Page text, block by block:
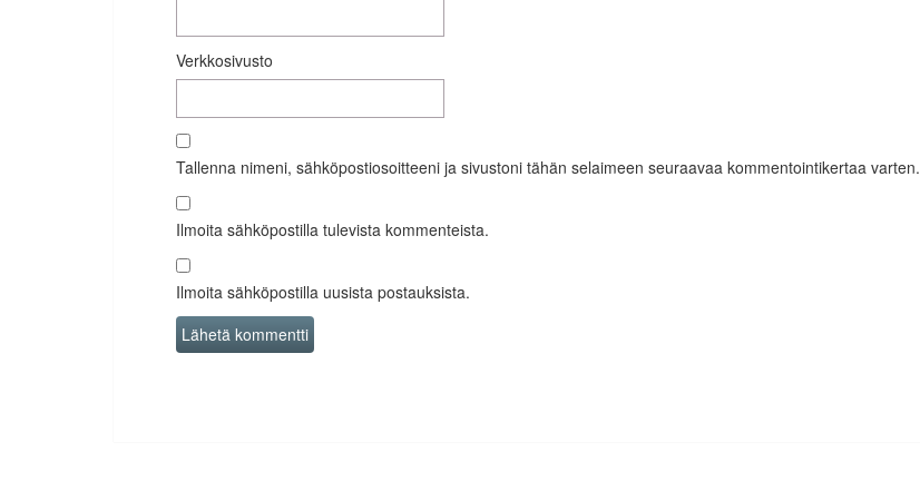
Verkkosivusto
Tallenna nimeni, sähköpostiosoitteeni ja sivustoni tähän selaimeen seuraavaa kommentointikertaa varten.
Ilmoita sähköpostilla tulevista kommenteista.
Ilmoita sähköpostilla uusista postauksista.